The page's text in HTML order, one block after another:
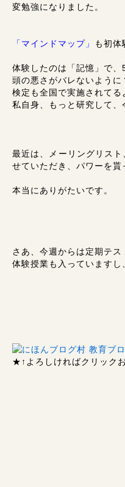
変勉強になりました。
「マインドマップ」 も初体
体験したのは「記憶」で
頭の悪さがバレないように
検定も全国で実施されて
私自身、もっと研究して、
最近は、メーリングリス
せていただき、パワーを貰
本当にありがたいです。
さあ、今週からは定期テ
体験授業も入っていますし
★↑ よろしければクリック